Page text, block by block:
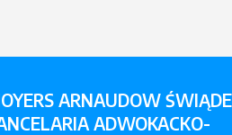
ARNAUDOW
ADWOKACKO-